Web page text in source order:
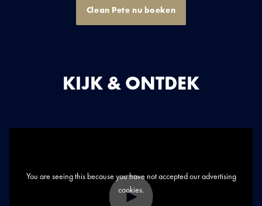
Clean Pete nu boeken
KIJK & ONTDEK
OF
Play
You are seeing this because you have not accepted our advertising
cookies.